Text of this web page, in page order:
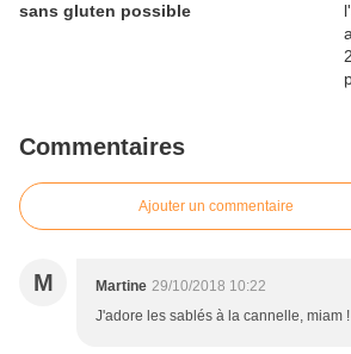
sans gluten possible
Commentaires
Ajouter un commentaire
M Martine 29/10/2018 10:22
J'adore les sablés à la cannelle, miam !